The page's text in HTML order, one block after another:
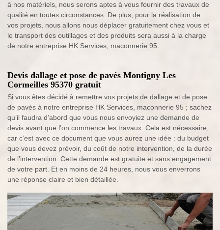
à nos matériels, nous serons aptes à vous fournir des travaux de
qualité en toutes circonstances. De plus, pour la réalisation de
vos projets, nous allons nous déplacer gratuitement chez vous et
le transport des outillages et des produits sera aussi à la charge
de notre entreprise HK Services, maconnerie 95.
Devis dallage et pose de pavés Montigny Les
Cormeilles 95370 gratuit
Si vous êtes décidé à remettre vos projets de dallage et de pose
de pavés à notre entreprise HK Services, maconnerie 95 ; sachez
qu’il faudra d’abord que vous nous envoyiez une demande de
devis avant que l’on commence les travaux. Cela est nécessaire,
car c’est avec ce document que vous aurez une idée : du budget
que vous devez prévoir, du coût de notre intervention, de la durée
de l’intervention. Cette demande est gratuite et sans engagement
de votre part. Et en moins de 24 heures, nous vous enverrons
une réponse claire et bien détaillée.